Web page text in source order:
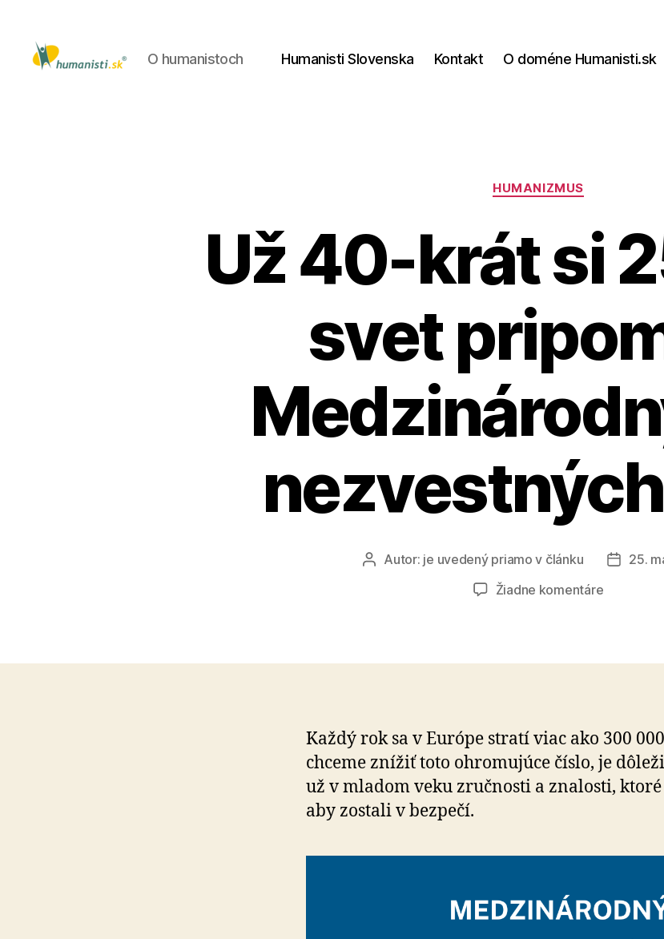
O humanistoch Humanisti Slovenska Kontakt O doméne Humanisti.sk
Kategórie
HUMANIZMUS
Už 40-krát si
svet
AutorAutor: je uvedený priamo v článku
Dátum
25.
Žiadne komentárena
si
pripomína
deň
Každý rok sa v Európe stratí viac ako 300
chceme znížiť toto ohromujúce číslo, je
už v mladom veku zručnosti a znalosti,
aby zostali v bezpečí.